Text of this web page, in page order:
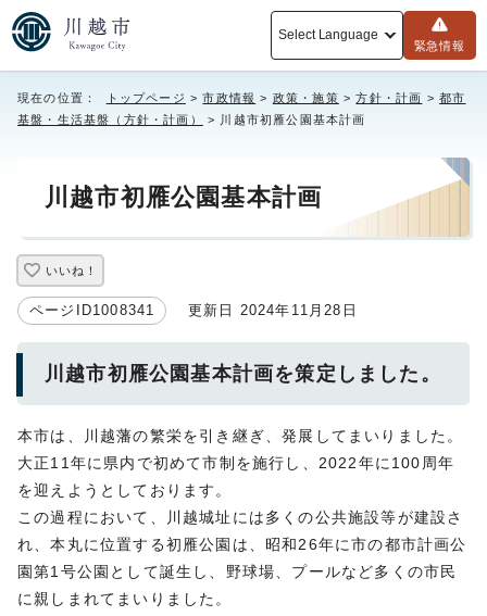
Select Language
緊急情報
現在の位置： トップページ >市政情報 > 政策・施策 >方針・計画 >都市
基盤・生活基盤（方針・計画）
> 川越市初雁公園基本計画
川越市初雁公園基本計画
いいね！
ページID1008341 更新日 2024年11月28日
川越市初雁公園基本計画を策定しました。
本市は、川越藩の繁栄を引き継ぎ、発展してまいりました。
大正11年に県内で初めて市制を施行し、2022年に100周年
を迎えようとしております。
この過程において、川越城址には多くの公共施設等が建設さ
れ、本丸に位置する初雁公園は、昭和26年に市の都市計画公
園第1号公園として誕生し、野球場、プールなど多くの市民
に親しまれてまいりました。